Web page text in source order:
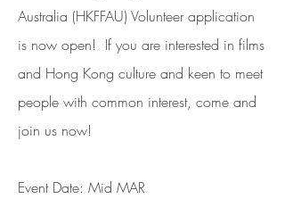
Australia (HKFFAU) Volunteer application
is now open! If you are interested in films
and Hong Kong culture and keen to meet
people with common interest, come and
join us now!
Event Date: Mid MAR